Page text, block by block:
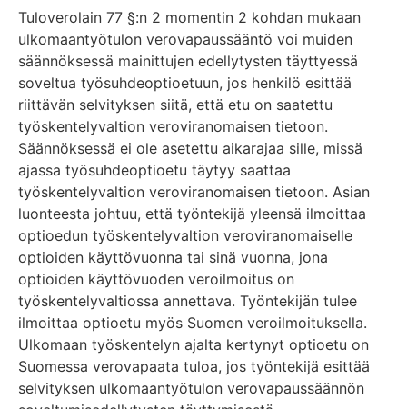
Tuloverolain 77 §:n 2 momentin 2 kohdan mukaan
ulkomaantyötulon verovapaussääntö voi muiden
säännöksessä mainittujen edellytysten täyttyessä
soveltua työsuhdeoptioetuun, jos henkilö esittää
riittävän selvityksen siitä, että etu on saatettu
työskentelyvaltion veroviranomaisen tietoon.
Säännöksessä ei ole asetettu aikarajaa sille, missä
ajassa työsuhdeoptioetu täytyy saattaa
työskentelyvaltion veroviranomaisen tietoon. Asian
luonteesta johtuu, että työntekijä yleensä ilmoittaa
optioedun työskentelyvaltion veroviranomaiselle
optioiden käyttövuonna tai sinä vuonna, jona
optioiden käyttövuoden veroilmoitus on
työskentelyvaltiossa annettava. Työntekijän tulee
ilmoittaa optioetu myös Suomen veroilmoituksella.
Ulkomaan työskentelyn ajalta kertynyt optioetu on
Suomessa verovapaata tuloa, jos työntekijä esittää
selvityksen ulkomaantyötulon verovapaussäännön